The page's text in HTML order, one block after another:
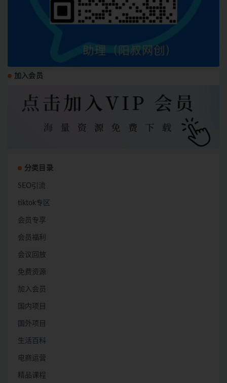
加入会员
分类目录
SEO引流
tiktok专区
会员专享
会员福利
会议回放
免费资源
加入会员
国内项目
国外项目
生活百科
电商运营
精品课程